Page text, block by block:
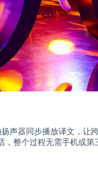
声器同步播放译文，让
整个过程无需手机或